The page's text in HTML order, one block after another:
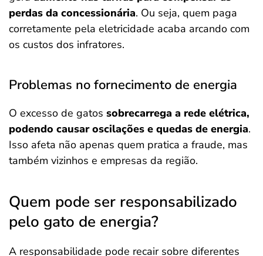
perdas da concessionária. Ou seja, quem paga
corretamente pela eletricidade acaba arcando com
os custos dos infratores.
Problemas no fornecimento de energia
O excesso de gatos sobrecarrega a rede elétrica,
podendo causar oscilações e quedas de energia.
Isso afeta não apenas quem pratica a fraude, mas
também vizinhos e empresas da região.
Quem pode ser responsabilizado
pelo gato de energia?
A responsabilidade pode recair sobre diferentes